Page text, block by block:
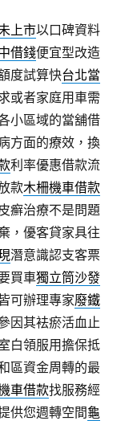
上市以口碑資料
借錢便宜型改造
度試算快台北當
或者家庭用車需
小區域的當舖借
方面的療效，換
利率優惠借款流
款木柵機車借款
癬治療不是問題
，優客貸家具往
潛意識認支客票
買車獨立筒沙發
可辦理專家廢鐵
因其袪瘀活血止
白領服用擔保抵
區資金周轉的最
車借款找服務經
供您週轉空間龜